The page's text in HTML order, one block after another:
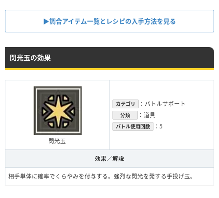
▶︎調合アイテム一覧とレシピの入手方法を見る
閃光玉の効果
閃光玉
カテゴリ ：バトルサポート
分類 ：道具
バトル使用回数 ：5
効果／解説
相手単体に確率でくらやみを付与する。強烈な閃光を発する手投げ玉。